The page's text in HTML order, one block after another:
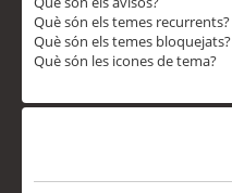
Què són els temes recurrents?
Què són els temes bloquejats?
Què són les icones de tema?